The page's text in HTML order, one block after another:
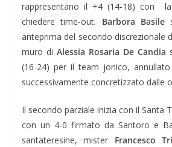
rappresentano il +4 (14-18) con
chiedere time-out. Barbora Basile
anteprima del secondo discrezionale
muro di Alessia Rosaria De Candia
(16-24) per il team jonico,
successivamente concretizzato dalle
Il secondo parziale inizia con il Santa
con un 4-0 firmato da Santoro e
santateresine, mister Francesco